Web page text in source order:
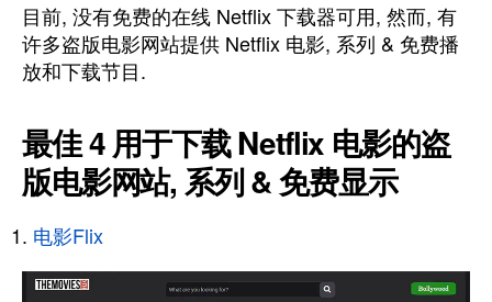
目前, 没有免费的在线 Netflix 下载器可用, 然而, 有
许多盗版电影网站提供 Netflix 电影, 系列 & 免费播
放和下载节目.
最佳 4 用于下载 Netflix 电影的盗
版电影网站, 系列 & 免费显示
电影Flix